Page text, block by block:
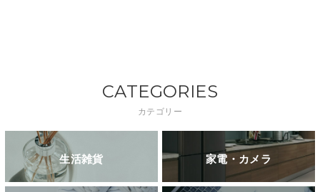
CATEGORIES
カテゴリー
生活雑貨 家電・カメラ